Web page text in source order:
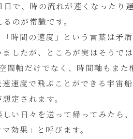
で、時の流れが速くなったり
のが常識です。
時間の速度」という言葉は矛
したが、ところが実はそうでは
軸だけでなく、時間軸もまた
度で飛ぶことができる宇宙船
定されます。
い日々を送って帰ってみたら
効果」と呼びます。